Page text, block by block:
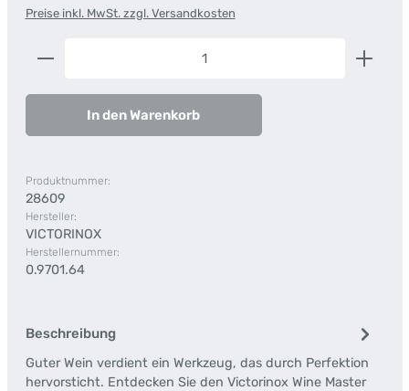
Preise inkl. MwSt. zzgl. Versandkosten
Produkt Anzahl: Gib den gewünschten Wert ein
In den Warenkorb
Produktnummer:
28609
Hersteller:
VICTORINOX
Herstellernummer:
0.9701.64
Beschreibung
Guter Wein verdient ein Werkzeug, das durch Perfektion
hervorsticht. Entdecken Sie den Victorinox Wine Master